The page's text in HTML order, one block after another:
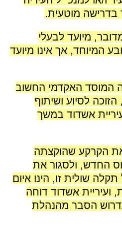
מוטעית.
מיועד לבעלי
המיוחד, אך אינו מיועד
המוסד האקדמי החשוב
לסיוע ושיתוף
אשדוד במשך
את הקרקע שהוקצתה
החדש, ולסגור את
שולית זו, הינו איום
ועיריית אשדוד דוחה
הסבר מהנהלת